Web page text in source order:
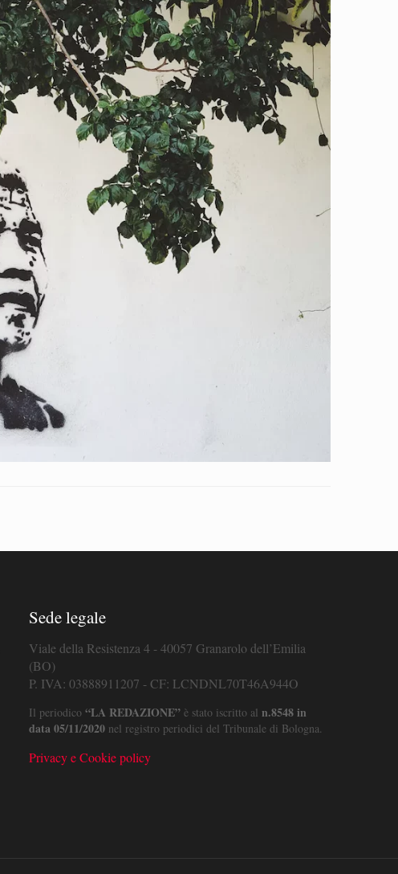
Sede legale
Viale della Resistenza 4 - 40057 Granarolo dell’Emilia
(BO)
P. IVA: 03888911207 - CF: LCNDNL70T46A944O
Il periodico “LA REDAZIONE”è stato iscritto al n.8548 in
data 05/11/2020nel registro periodici del Tribunale di Bologna.
Privacy e Cookie policy